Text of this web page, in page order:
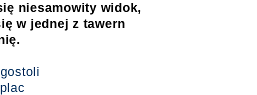
niesamowity widok,
w jednej z tawern